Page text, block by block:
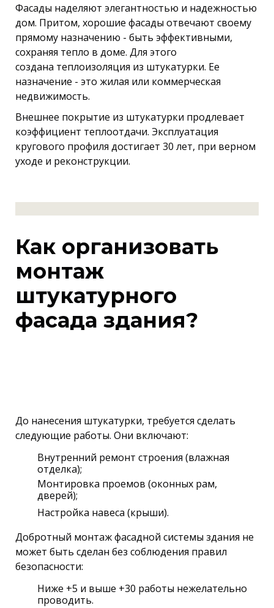
Фасады наделяют элегантностью и надежностью
дом. Притом, хорошие фасады отвечают своему
прямому назначению - быть эффективными,
сохраняя тепло в доме. Для этого
создана теплоизоляция из штукатурки. Ее
назначение - это жилая или коммерческая
недвижимость.
Внешнее покрытие из штукатурки продлевает
коэффициент теплоотдачи. Эксплуатация
кругового профиля достигает 30 лет, при верном
уходе и реконструкции.
Как организовать
монтаж
штукатурного
фасада здания?
До нанесения штукатурки, требуется сделать
следующие работы. Они включают:
Внутренний ремонт строения (влажная
отделка);
Монтировка проемов (оконных рам,
дверей);
Настройка навеса (крыши).
Добротный монтаж фасадной системы здания не
может быть сделан без соблюдения правил
безопасности:
Ниже +5 и выше +30 работы нежелательно
проводить.